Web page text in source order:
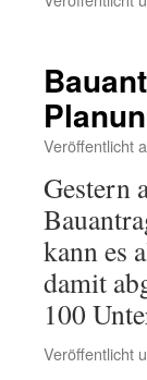
Veröffentlicht
Gestern
kann es
damit
100
Veröffentlicht